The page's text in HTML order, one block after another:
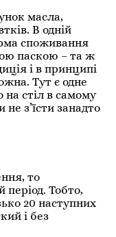
масла,
В одній
споживання
паскою – та ж
і в принципі
Тут є одне
на стіл в самому
не з’їсти занадто
то
Тобто,
20 наступних
і без